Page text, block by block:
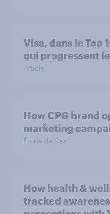
Visa, dans le Top
qui progressent
Article
How CPG brand
marketing
Étude de Cas
How health &
tracked